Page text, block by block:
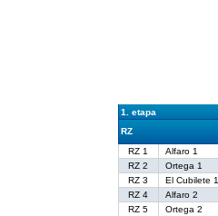
1. etapa
RZ
RZ 1
Alfaro 1
RZ 2
Ortega 1
RZ 3
El Cubilete 1
RZ 4
Alfaro 2
RZ 5
Ortega 2